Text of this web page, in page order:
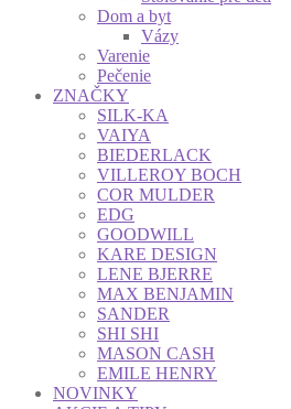
Dom a byt
Vázy
Varenie
Pečenie
ZNAČKY
SILK-KA
VAIYA
BIEDERLACK
VILLEROY BOCH
COR MULDER
EDG
GOODWILL
KARE DESIGN
LENE BJERRE
MAX BENJAMIN
SANDER
SHI SHI
MASON CASH
EMILE HENRY
NOVINKY